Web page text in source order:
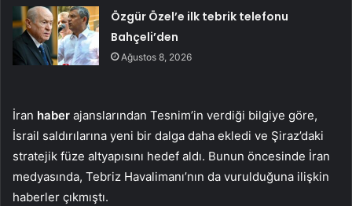
Özgür Özel’e ilk tebrik telefonu
Bahçeli’den
Ağustos 8, 2026
İran haber ajanslarından Tesnim’in verdiği bilgiye göre,
İsrail saldırılarına yeni bir dalga daha ekledi ve Şiraz’daki
stratejik füze altyapısını hedef aldı. Bunun öncesinde İran
medyasında, Tebriz Havalimanı’nın da vurulduğuna ilişkin
haberler çıkmıştı.